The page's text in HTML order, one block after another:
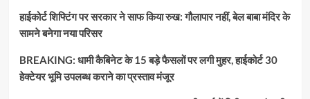
हाईकोर्ट शिफ्टिंग पर सरकार ने साफ किया रुख: गौलापार नहीं, बेल बाबा मंदिर के
सामने बनेगा नया परिसर
BREAKING: धामी कैबिनेट के 15 बड़े फैसलों पर लगी मुहर, हाईकोर्ट 30
हेक्टेयर भूमि उपलब्ध कराने का प्रस्ताव मंजूर